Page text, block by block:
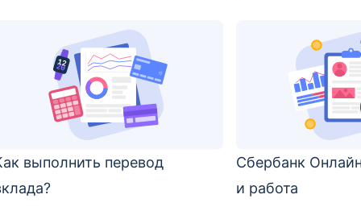
выполнить перевод
Сбербанк
и работа